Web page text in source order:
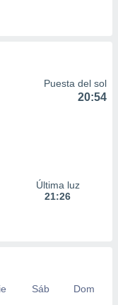
Puesta del sol
20:54
Última luz
21:26
Sáb
Dom